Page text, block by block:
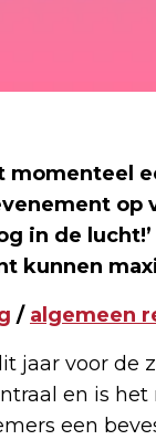
momenteel
op
in de
kunnen
/ algemeen
jaar voor de
en is het
een